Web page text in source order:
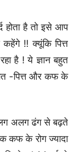
होता है तो इसे आप
!! क्यूंकि पित्त
है ! ये ज्ञान बहुत
-पित्त और कफ के
अलग ढंग से बढ़ते
कफ के रोग ज्यादा